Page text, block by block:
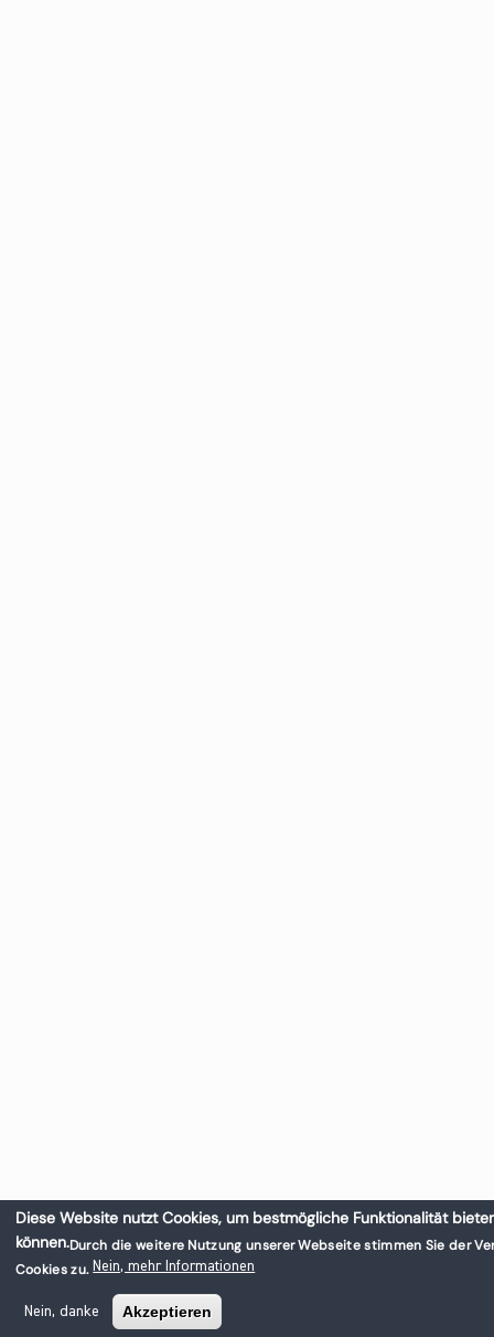
Diese Website nutzt Cookies, um bestmögliche Funktionalität
können.Durch die weitere Nutzung unserer Webseite stimmen Sie der
Cookies zu. Nein, mehr Informationen
Nein, danke Akzeptieren